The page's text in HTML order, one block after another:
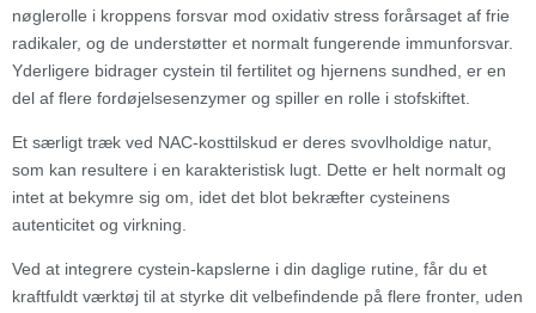
nøglerolle i kroppens forsvar mod oxidativ stress forårsaget af frie
radikaler, og de understøtter et normalt fungerende immunforsvar.
Yderligere bidrager cystein til fertilitet og hjernens sundhed, er en
del af flere fordøjelsesenzymer og spiller en rolle i stofskiftet.
Et særligt træk ved NAC-kosttilskud er deres svovlholdige natur,
som kan resultere i en karakteristisk lugt. Dette er helt normalt og
intet at bekymre sig om, idet det blot bekræfter cysteinens
autenticitet og virkning.
Ved at integrere cystein-kapslerne i din daglige rutine, får du et
kraftfuldt værktøj til at styrke dit velbefindende på flere fronter, uden